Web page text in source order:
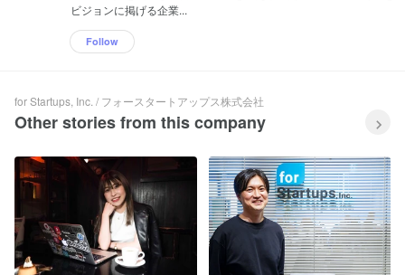
ビジョンに掲げる企業...
Follow
for Startups, Inc. / フォースタートアップス株式会社
Other stories from this company